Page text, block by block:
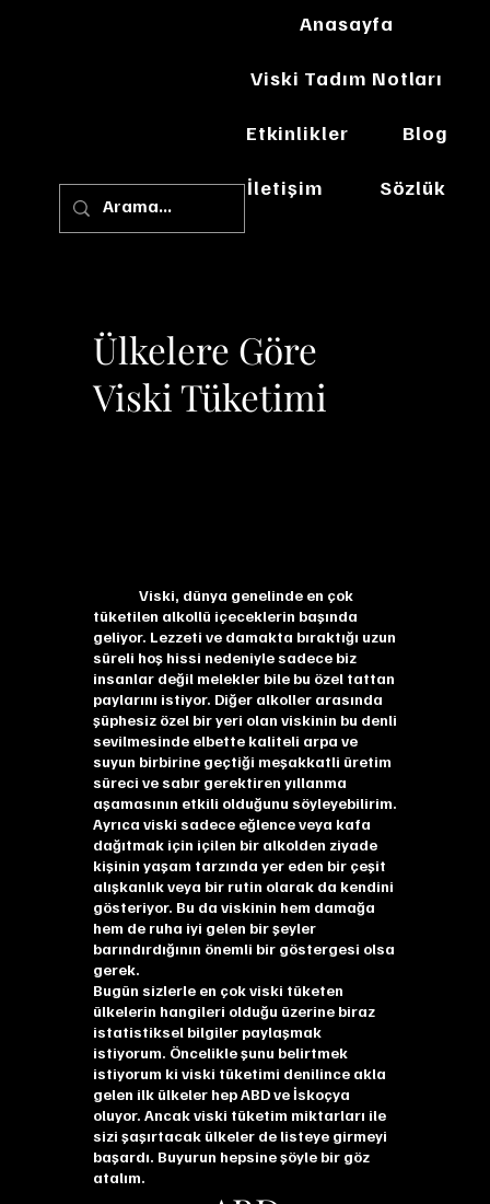
Anasayfa
Viski Tadım Notları
Etkinlikler Blog
İletişim Sözlük
Ülkelere Göre
Viski Tüketimi
Viski, dünya genelinde en çok
tüketilen alkollü içeceklerin başında
geliyor. Lezzeti ve damakta bıraktığı uzun
süreli hoş hissi nedeniyle sadece biz
insanlar değil melekler bile bu özel tattan
paylarını istiyor. Diğer alkoller arasında
şüphesiz özel bir yeri olan viskinin bu denli
sevilmesinde elbette kaliteli arpa ve
suyun birbirine geçtiği meşakkatli üretim
süreci ve sabır gerektiren yıllanma
aşamasının etkili olduğunu söyleyebilirim.
Ayrıca viski sadece eğlence veya kafa
dağıtmak için içilen bir alkolden ziyade
kişinin yaşam tarzında yer eden bir çeşit
alışkanlık veya bir rutin olarak da kendini
gösteriyor. Bu da viskinin hem damağa
hem de ruha iyi gelen bir şeyler
barındırdığının önemli bir göstergesi olsa
gerek.
Bugün sizlerle en çok viski tüketen
ülkelerin hangileri olduğu üzerine biraz
istatistiksel bilgiler paylaşmak
istiyorum. Öncelikle şunu belirtmek
istiyorum ki viski tüketimi denilince akla
gelen ilk ülkeler hep ABD ve İskoçya
oluyor. Ancak viski tüketim miktarları ile
sizi şaşırtacak ülkeler de listeye girmeyi
başardı. Buyurun hepsine şöyle bir göz
atalım.